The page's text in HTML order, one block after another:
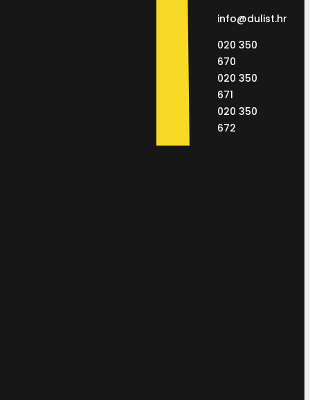
info@dulist.hr
020 350
670
020 350
671
020 350
672